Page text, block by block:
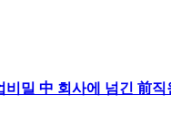
비밀 中 회사에 넘긴 前